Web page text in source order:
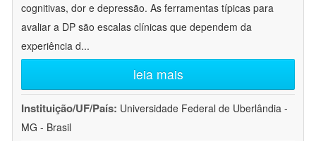
cognitivas, dor e depressão. As ferramentas típicas para
avaliar a DP são escalas clínicas que dependem da
experiência d...
leia mais
Instituição/UF/País: Universidade Federal de Uberlândia -
MG - Brasil